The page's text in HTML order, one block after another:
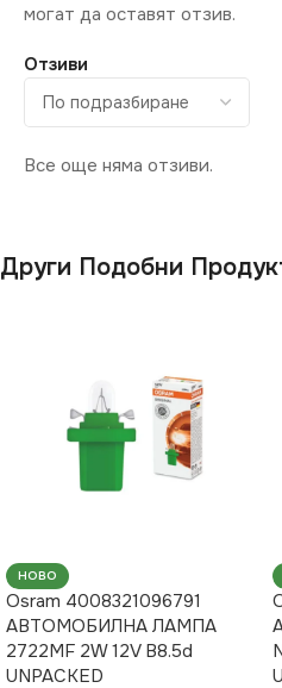
Отзиви
Все още няма отзиви.
могат да оставят отзив.
Други Подобни
НОВО
Osram 4008321096791
АВТОМОБИЛНА ЛАМПА
2722MF 2W 12V B8.5d
UNPACKED